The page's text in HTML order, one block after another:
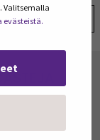
Valitsemalla
evästeistä.
ja